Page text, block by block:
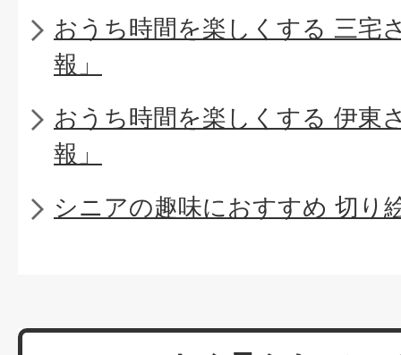
おうち時間を楽しくする 三宅
報」
おうち時間を楽しくする 伊東
報」
シニアの趣味におすすめ 切り